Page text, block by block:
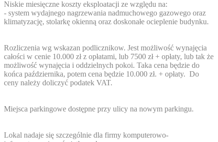
Niskie miesięczne koszty eksploatacji ze względu na:
- system wydajnego nagrzewania nadmuchowego gazowego oraz
klimatyzację, stolarkę okienną oraz doskonałe ocieplenie budynku.
Rozliczenia wg wskazan podlicznikow. Jest możliwość wynajęcia
całości w cenie 10.000 zł z opłatami, lub 7500 zł + opłaty, lub tak że
możliwość wynajęcia i oddzielnych pokoi. Taka cena będzie do
końca października, potem cena będzie 10.000 zł. + opłaty. Do
ceny należy doliczyć podatek VAT.
Miejsca parkingowe dostępne przy ulicy na nowym parkingu.
Lokal nadaje się szczególnie dla firmy komputerowo-